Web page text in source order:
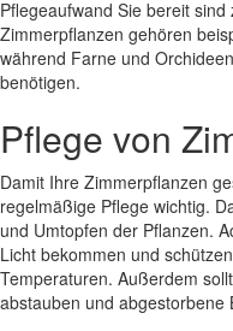
Pflegeaufwand Sie bereit
Zimmerpflanzen gehören
während Farne und
benötigen.
Pflege von
Damit Ihre Zimmerpflanzen
regelmäßige Pflege wichtig.
und Umtopfen der Pflanzen.
Licht bekommen und
Temperaturen. Außerdem
abstauben und abgestorbene